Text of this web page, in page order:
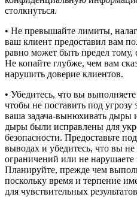
столкнуться.
• Не превышайте лимиты,
ваш клиент предоставил вам
равно может быть предел тому,
Не копайте глубже, чем вам
нарушить доверие клиентов.
• Убедитесь, что вы
чтобы не поставить под
ваша задача-вынюхивать дыры
дыры были исправлены для
безопасности. Предоставьте
выводах и убедитесь, что вы не
ограничений или не
Планируйте, прежде чем
поскольку время и терпение
для чувствительных